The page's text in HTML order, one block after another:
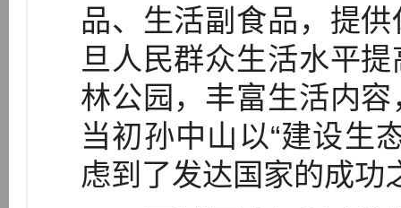
品、生活副食品，提
旦人民群众生活水平
林公园，丰富生活内
当初孙中山以“建设生
虑到了发达国家的成功